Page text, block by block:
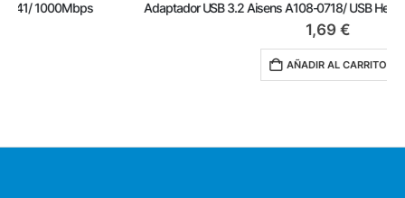
Adaptador USB 3.2 Aisens A108-0718/ USB Hembra – USB Tipo-C Macho/ Gris